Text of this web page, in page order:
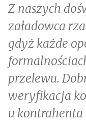
Z naszych
załadowca
gdyż każde
przelewu.
weryfikacja
u kontrahenta